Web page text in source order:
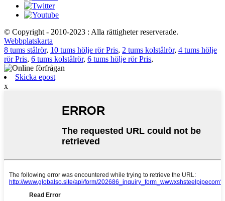
© Copyright - 2010-2023 : Alla rättigheter reserverade.
Webbplatskarta
8 tums stålrör, 10 tums hölje rör Pris, 2 tums kolstålrör, 4 tums hölje
rör Pris, 6 tums kolstålrör, 6 tums hölje rör Pris,
Skicka epost
x